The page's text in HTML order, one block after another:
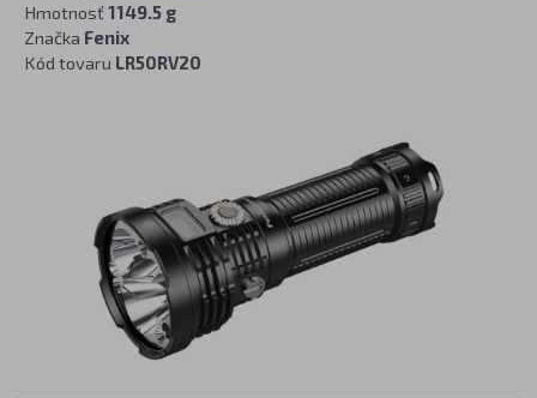
Hmotnosť 1149.5 g
Značka Fenix
Kód tovaru LR50RV20